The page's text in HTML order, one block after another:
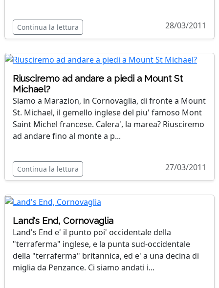
Continua la lettura 28/03/2011
Riusciremo ad andare a piedi a Mount St
Michael?
Siamo a Marazion, in Cornovaglia, di fronte a Mount
St. Michael, il gemello inglese del piu' famoso Mont
Saint Michel francese. Calera', la marea? Riusciremo
ad andare fino al monte a p...
Continua la lettura 27/03/2011
Land's End, Cornovaglia
Land's End e' il punto poi' occidentale della
"terraferma" inglese, e la punta sud-occidentale
della "terraferma" britannica, ed e' a una decina di
miglia da Penzance. Ci siamo andati i...